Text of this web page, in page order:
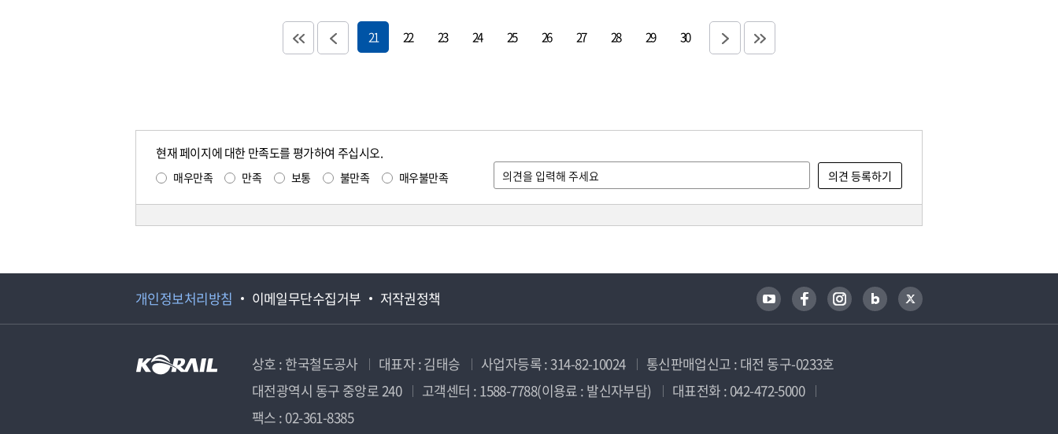
21 22 23 24 25 26 27 28 29 30
현재 페이지에 대한 만족도를 평가하여 주십시오.
매우만족 만족 보통 불만족 매우불만족
개인정보처리방침 이메일무단수집거부 저작권정책
상호 : 한국철도공사 대표자 : 김태승 사업자등록 : 314-82-10024
통신판매업신고 : 대전 동구-0233호
대전광역시 동구 중앙로 240
고객센터 : 1588-7788(이용료 : 발신자부담)
대표전화 : 042-472-5000
팩스 : 02-361-8385